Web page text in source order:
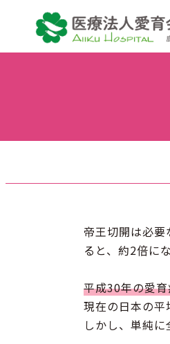
ン
ッ
ー
移
帝王切開は必
ると、約2倍に
平成30年の愛
現在の日本の平
しかし、単純